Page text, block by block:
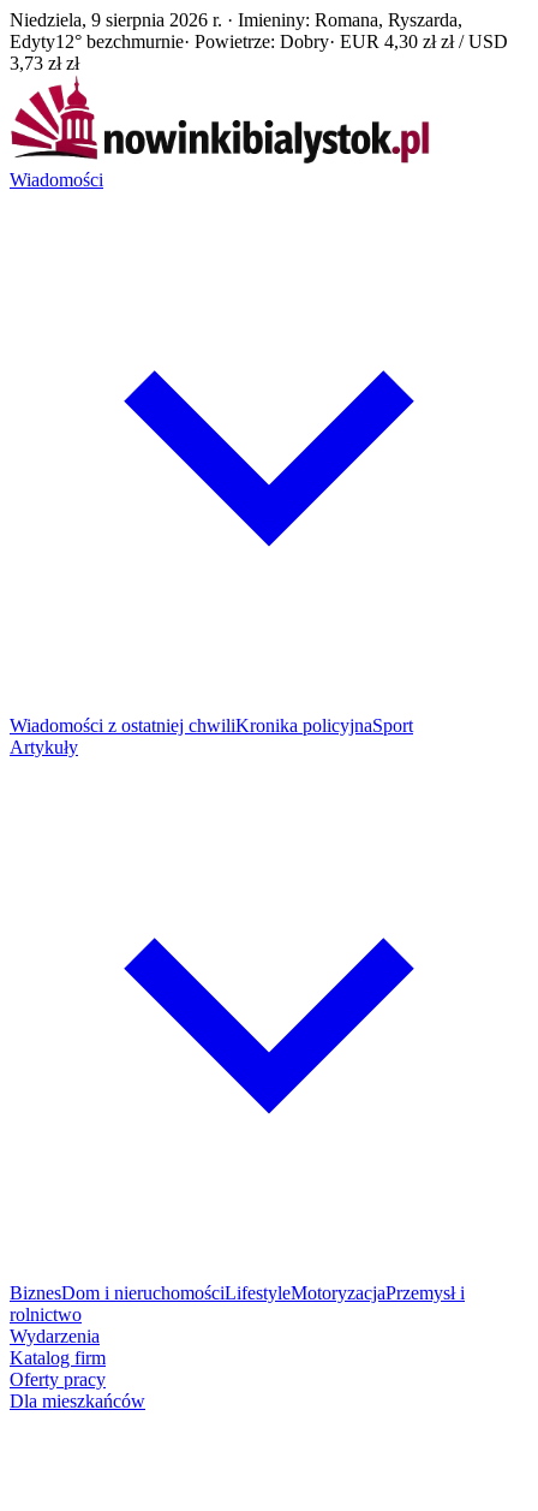
Niedziela, 9 sierpnia 2026 r. · Imieniny: Romana, Ryszarda,
Edyty12° bezchmurnie· Powietrze: Dobry· EUR 4,30 zł zł / USD
3,73 zł zł
Wiadomości
Wiadomości z ostatniej chwiliKronika policyjnaSport
Artykuły
BiznesDom i nieruchomościLifestyleMotoryzacjaPrzemysł i
rolnictwo
Wydarzenia
Katalog firm
Oferty pracy
Dla mieszkańców